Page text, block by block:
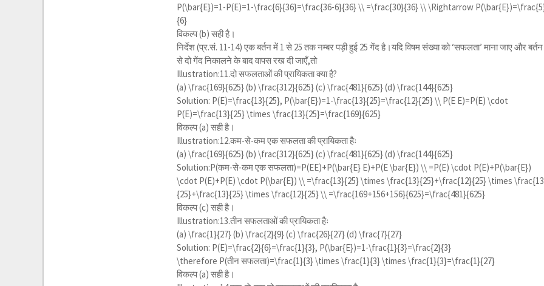
P(\bar{E})=1-P(E)=1-\frac{6}{36}=\frac{36-6}{36} \\ =\frac{30}{36} \\ \Rightarrow
{6}
विकल्प (b) सही है।
निर्देश (प्र.सं. 11-14) एक बर्तन में 1 से 25 तक नम्बर पड़ी हुई 25 गेंद है।यदि विषम संख्या को ‘सफलता’ माना जाए और
से दो गेंद निकालने के बाद वापस रख दी जाएँ,तो
Illustration:11.दो सफलताओं की प्रायिकता क्या है?
(a)\frac{169}{625}(b)\frac{312}{625}(c)\frac{481}{625}(d)\frac{144}{625}
Solution: P(E)=\frac{13}{25}, P(\bar{E})=1-\frac{13}{25}=\frac{12}{25} \\ P(E E)=P(E) \cdot
P(E)=\frac{13}{25} \times \frac{13}{25}=\frac{169}{625}
विकल्प (a) सही है।
Illustration:12.कम-से-कम एक सफलता की प्रायिकता हैः
(a)\frac{169}{625}(b)\frac{312}{625}(c)\frac{481}{625}(d)\frac{144}{625}
Solution:P(कम-से-कम एक सफलता)=P(EE)+P(\bar{E} E)+P(E \bar{E}) \\ =P(E) \cdot P(E)+P(\bar{E})
\cdot P(E)+P(E) \cdot P(\bar{E}) \\ =\frac{13}{25} \times \frac{13}{25}+\frac{12}{25} \times
{25}+\frac{13}{25} \times \frac{12}{25} \\ =\frac{169+156+156}{625}=\frac{481}{625}
विकल्प (c) सही है।
Illustration:13.तीन सफलताओं की प्रायिकता हैः
(a)\frac{1}{27}(b)\frac{2}{9}(c) \frac{26}{27}(d)\frac{7}{27}
Solution: P(E)=\frac{2}{6}=\frac{1}{3}, P(\bar{E})=1-\frac{1}{3}=\frac{2}{3}
\therefore P(तीन सफलता)=\frac{1}{3} \times \frac{1}{3} \times \frac{1}{3}=\frac{1}{27}
विकल्प (a) सही है।